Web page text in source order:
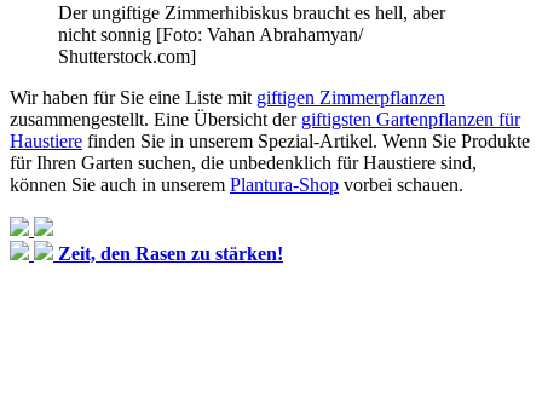
Der ungiftige Zimmerhibiskus braucht es hell, aber
nicht sonnig [Foto: Vahan Abrahamyan/
Shutterstock.com]
Wir haben für Sie eine Liste mit giftigen Zimmerpflanzen
zusammengestellt. Eine Übersicht der giftigsten Gartenpflanzen für
Haustiere finden Sie in unserem Spezial-Artikel. Wenn Sie Produkte
für Ihren Garten suchen, die unbedenklich für Haustiere sind,
können Sie auch in unserem Plantura-Shop vorbei schauen.
Zeit, den Rasen zu stärken!